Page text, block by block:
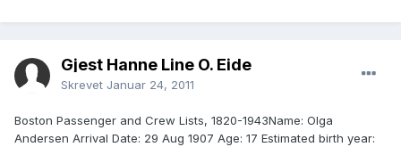
Gjest Hanne Line O. Eide
Skrevet Januar 24, 2011
Boston Passenger and Crew Lists, 1820-1943Name: Olga
Andersen Arrival Date: 29 Aug 1907 Age: 17 Estimated birth year: